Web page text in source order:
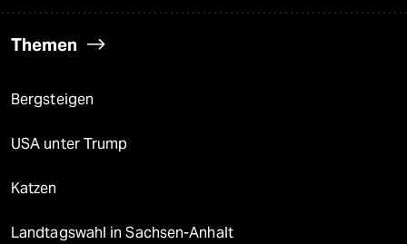
Themen
Bergsteigen
USA unter Trump
Katzen
Landtagswahl in Sachsen-Anhalt